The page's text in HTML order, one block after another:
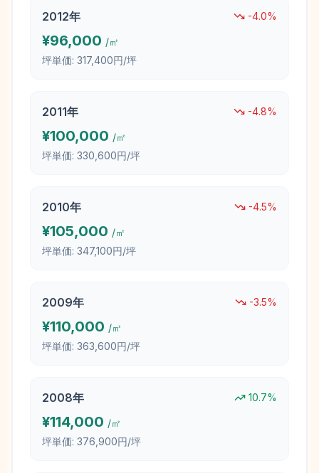
2012年 -4.0%
¥96,000 /㎡
坪単価: 317,400円/坪
2011年 -4.8%
¥100,000 /㎡
坪単価: 330,600円/坪
2010年 -4.5%
¥105,000 /㎡
坪単価: 347,100円/坪
2009年 -3.5%
¥110,000 /㎡
坪単価: 363,600円/坪
2008年 10.7%
¥114,000 /㎡
坪単価: 376,900円/坪